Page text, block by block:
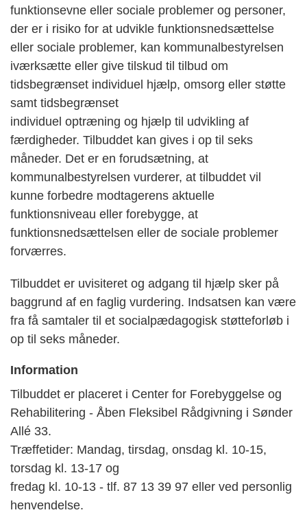
funktionsevne eller sociale problemer og personer,
der er i risiko for at udvikle funktionsnedsættelse
eller sociale problemer, kan kommunalbestyrelsen
iværksætte eller give tilskud til tilbud om
tidsbegrænset individuel hjælp, omsorg eller støtte
samt tidsbegrænset
individuel optræning og hjælp til udvikling af
færdigheder. Tilbuddet kan gives i op til seks
måneder. Det er en forudsætning, at
kommunalbestyrelsen vurderer, at tilbuddet vil
kunne forbedre modtagerens aktuelle
funktionsniveau eller forebygge, at
funktionsnedsættelsen eller de sociale problemer
forværres.
Tilbuddet er uvisiteret og adgang til hjælp sker på
baggrund af en faglig vurdering. Indsatsen kan være
fra få samtaler til et socialpædagogisk støtteforløb i
op til seks måneder.
Information
Tilbuddet er placeret i Center for Forebyggelse og
Rehabilitering - Åben Fleksibel Rådgivning i Sønder
Allé 33.
Træffetider: Mandag, tirsdag, onsdag kl. 10-15,
torsdag kl. 13-17 og
fredag kl. 10-13 - tlf. 87 13 39 97 eller ved personlig
henvendelse.